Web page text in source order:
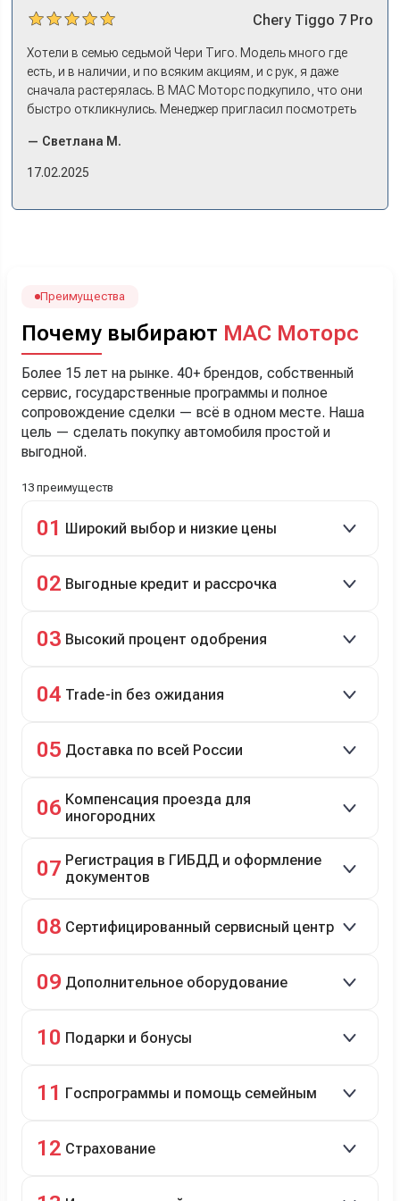
Chery Tiggo 7 Pro
Хотели в семью седьмой Чери Тиго. Модель много где
есть, и в наличии, и по всяким акциям, и с рук, я даже
сначала растерялась. В МАС Моторс подкупило, что они
быстро откликнулись. Менеджер пригласил посмотреть
примериться. Нам тут недалеко, пришли в салон - и в тот
же день купили машину! Неожиданно, но довольны! Все
менеджеру Сергею, профессионал своего дела!
— Светлана М.
17.02.2025
Преимущества
Почему выбирают МАС Моторс
Более 15 лет на рынке. 40+ брендов, собственный
сервис, государственные программы и полное
сопровождение сделки — всё в одном месте. Наша
цель — сделать покупку автомобиля простой и
выгодной.
13 преимуществ
01 Широкий выбор и низкие цены
подержанные авто.
02 Выгодные кредит и рассрочка
рассрочка 0% на 2 года при первом взносе 35–50%.
03 Высокий процент одобрения
04 Trade-in без ожидания
05 Доставка по всей России
06 Компенсация проезда для
иногородних
07 Регистрация в ГИБДД и оформление
документов
08 Сертифицированный сервисный центр
технический ремонт.
09 Дополнительное оборудование
10 Подарки и бонусы
программе лояльности.
11 Госпрограммы и помощь семейным
12 Страхование